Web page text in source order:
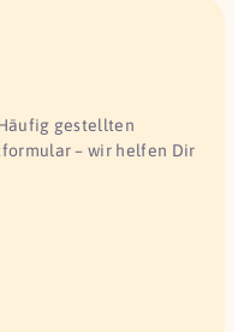
gestellten
– wir helfen Dir